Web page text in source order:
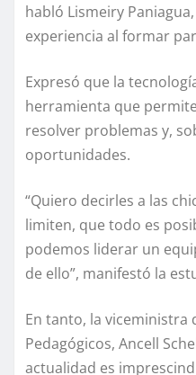
habló Lismeiry
experiencia al formar
Expresó que la
herramienta que
resolver problemas y,
oportunidades.
“Quiero decirles a las
limiten, que todo es
podemos liderar un
de ello”, manifestó la
En tanto, la viceministra
Pedagógicos, Ancell
actualidad es